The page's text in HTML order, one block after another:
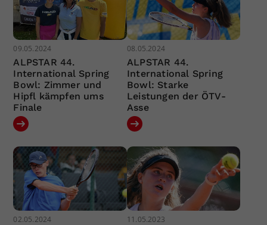
09.05.2024
ALPSTAR 44.
International Spring
Bowl: Zimmer und
Hipfl kämpfen ums
Finale
08.05.2024
ALPSTAR 44.
International Spring
Bowl: Starke
Leistungen der ÖTV-
Asse
02.05.2024 11.05.2023